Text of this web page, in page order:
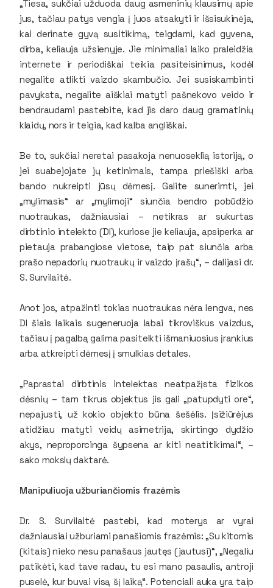
„Tiesa, sukčiai užduoda daug asmeninių klausimų apie
jus, tačiau patys vengia į juos atsakyti ir išsisukinėja,
kai derinate gyvą susitikimą, teigdami, kad gyvena,
dirba, keliauja užsienyje. Jie minimaliai laiko praleidžia
internete ir periodiškai teikia pasiteisinimus, kodėl
negalite atlikti vaizdo skambučio. Jei susiskambinti
pavyksta, negalite aiškiai matyti pašnekovo veido ir
bendraudami pastebite, kad jis daro daug gramatinių
klaidų, nors ir teigia, kad kalba angliškai.
Be to, sukčiai neretai pasakoja nenuoseklią istoriją, o
jei suabejojate jų ketinimais, tampa priešiški arba
bando nukreipti jūsų dėmesį. Galite sunerimti, jei
„mylimasis“ ar „mylimoji“ siunčia bendro pobūdžio
nuotraukas, dažniausiai – netikras ar sukurtas
dirbtinio intelekto (DI), kuriose jie keliauja, apsiperka ar
pietauja prabangiose vietose, taip pat siunčia arba
prašo nepadorių nuotraukų ir vaizdo įrašų“, – dalijasi dr.
S. Survilaitė.
Anot jos, atpažinti tokias nuotraukas nėra lengva, nes
DI šiais laikais sugeneruoja labai tikroviškus vaizdus,
tačiau į pagalbą galima pasitelkti išmaniuosius įrankius
arba atkreipti dėmesį į smulkias detales.
„Paprastai dirbtinis intelektas neatpažįsta fizikos
dėsnių – tam tikrus objektus jis gali „patupdyti ore“,
nepajusti, už kokio objekto būna šešėlis. Įsižiūrėjus
atidžiau matyti veidų asimetrija, skirtingo dydžio
akys, neproporcinga šypsena ar kiti neatitikimai“, –
sako mokslų daktarė.
Manipuliuoja užburiančiomis frazėmis
Dr. S. Survilaitė pastebi, kad moterys ar vyrai
dažniausiai užburiami panašiomis frazėmis: „Su kitomis
(kitais) nieko nesu panašaus jautęs (jautusi)“, „Negaliu
patikėti, kad tave radau, tu esi mano pasaulis, antroji
puselė, kur buvai visą šį laiką“. Potenciali auka yra taip